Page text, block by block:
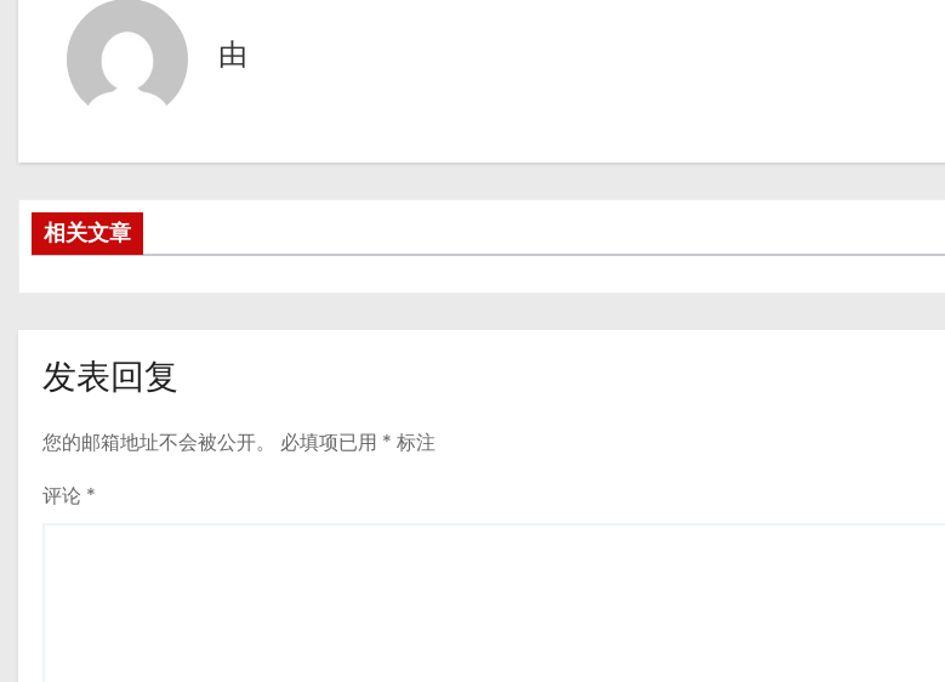
由
相关文章
发表回复
您的邮箱地址不会被公开。 必填项已用 * 标注
评论 *